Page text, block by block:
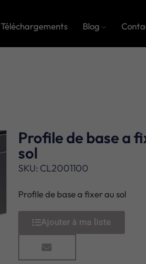
Téléchargements Blog
Profile de base a
sol
SKU: CL2001100
Profile de base a fixer au sol
Ajouter à ma liste